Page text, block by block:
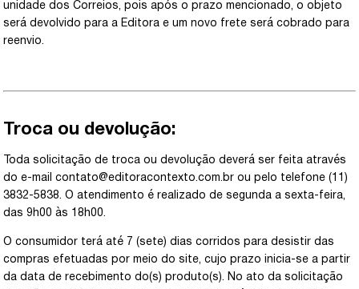
unidade dos Correios, pois após o prazo mencionado, o objeto
será devolvido para a Editora e um novo frete será cobrado para
reenvio.
Troca ou devolução:
Toda solicitação de troca ou devolução deverá ser feita através
do e-mailcontato@editoracontexto.com.br ou pelo telefone (11)
3832-5838. O atendimento é realizado de segunda a sexta-feira,
das 9h00 às 18h00.
O consumidor terá até 7 (sete) dias corridos para desistir das
compras efetuadas por meio do site, cujo prazo inicia-se a partir
da data de recebimento do(s) produto(s). No ato da solicitação